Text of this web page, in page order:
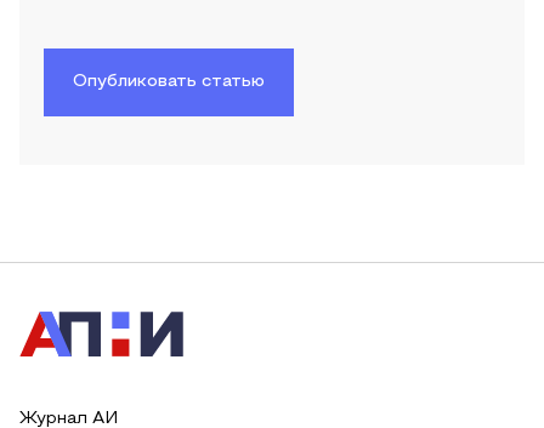
Опубликовать статью
Журнал АИ